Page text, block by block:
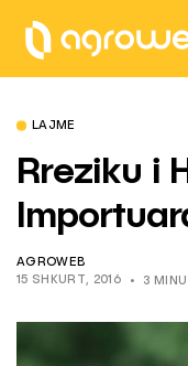
LAJME
Rreziku i
AGROWEB
15 SHKURT, 2016
3